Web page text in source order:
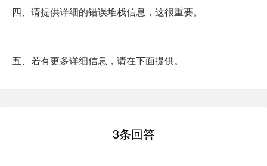
四、请提供详细的错误堆栈信息，这很重要。
五、若有更多详细信息，请在下面提供。
3条回答